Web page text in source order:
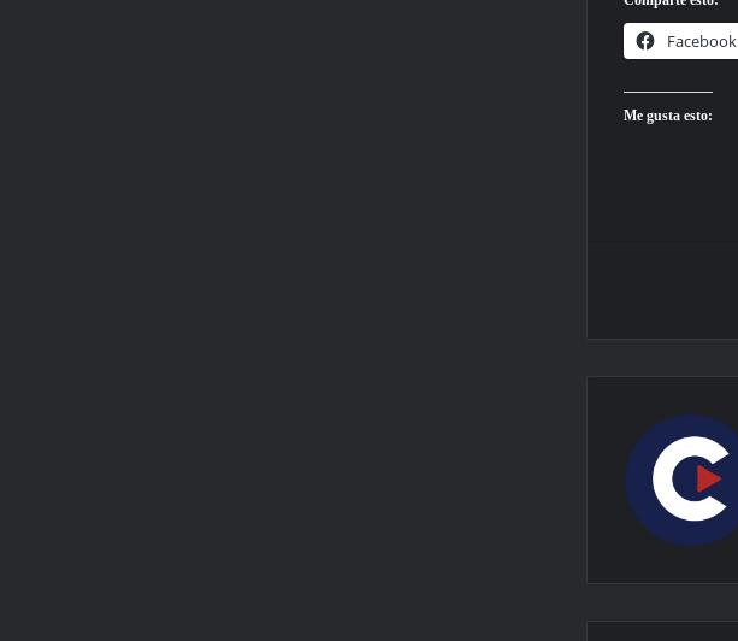
Facebook
Me gusta esto: